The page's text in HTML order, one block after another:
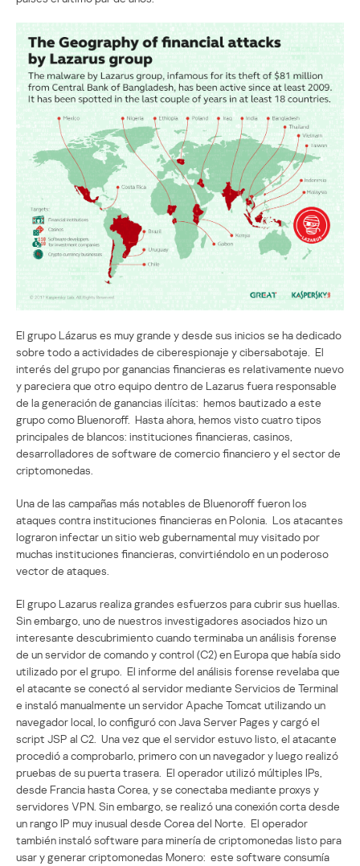
El grupo Lázarus es muy grande y desde sus inicios se ha dedicado
sobre todo a actividades de ciberespionaje y cibersabotaje. El
interés del grupo por ganancias financieras es relativamente nuevo
y pareciera que otro equipo dentro de Lazarus fuera responsable
de la generación de ganancias ilícitas: hemos bautizado a este
grupo como Bluenoroff. Hasta ahora, hemos visto cuatro tipos
principales de blancos: instituciones financieras, casinos,
desarrolladores de software de comercio financiero y el sector de
criptomonedas.
Una de las campañas más notables de Bluenoroff fueron los
ataques contra instituciones financieras en Polonia. Los atacantes
lograron infectar un sitio web gubernamental muy visitado por
muchas instituciones financieras, convirtiéndolo en un poderoso
vector de ataques.
El grupo Lazarus realiza grandes esfuerzos para cubrir sus huellas.
Sin embargo, uno de nuestros investigadores asociados hizo un
interesante descubrimiento cuando terminaba un análisis forense
de un servidor de comando y control (C2) en Europa que había sido
utilizado por el grupo. El informe del análisis forense revelaba que
el atacante se conectó al servidor mediante Servicios de Terminal
e instaló manualmente un servidor Apache Tomcat utilizando un
navegador local, lo configuró con Java Server Pages y cargó el
script JSP al C2. Una vez que el servidor estuvo listo, el atacante
procedió a comprobarlo, primero con un navegador y luego realizó
pruebas de su puerta trasera. El operador utilizó múltiples IPs,
desde Francia hasta Corea, y se conectaba mediante proxys y
servidores VPN. Sin embargo, se realizó una conexión corta desde
un rango IP muy inusual desde Corea del Norte. El operador
también instaló software para minería de criptomonedas listo para
usar y generar criptomonedas Monero: este software consumía